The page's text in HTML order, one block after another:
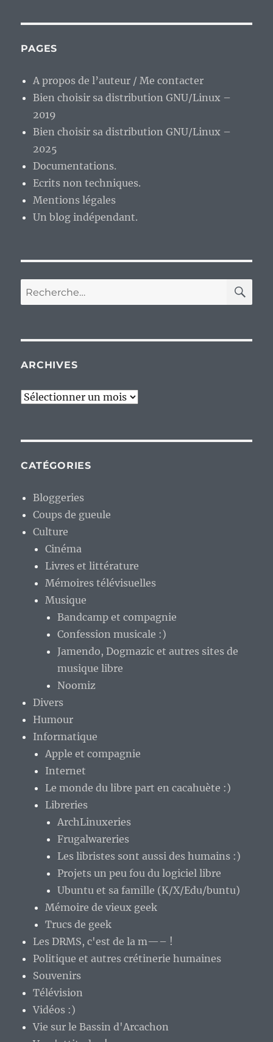
le
vénérable
gestionnaires
PAGES
A propos de l’auteur / Me contacter
Bien choisir sa distribution GNU/Linux –
2019
Bien choisir sa distribution GNU/Linux –
2025
Documentations.
Ecrits non techniques.
Mentions légales
Un blog indépendant.
Recherche
pour :
ARCHIVES
Archives
CATÉGORIES
Bloggeries
Coups de gueule
Culture
Cinéma
Livres et littérature
Mémoires télévisuelles
Musique
Bandcamp et compagnie
Confession musicale :)
Jamendo, Dogmazic et autres sites de
musique libre
Noomiz
Divers
Humour
Informatique
Apple et compagnie
Internet
Le monde du libre part en cacahuète :)
Libreries
ArchLinuxeries
Frugalwareries
Les libristes sont aussi des humains :)
Projets un peu fou du logiciel libre
Ubuntu et sa famille (K/X/Edu/buntu)
Mémoire de vieux geek
Trucs de geek
Les DRMS, c'est de la m—– !
Politique et autres crétinerie humaines
Souvenirs
Télévision
Vidéos :)
Vie sur le Bassin d'Arcachon